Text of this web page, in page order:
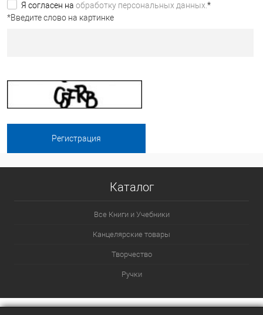
Я согласен на обработку персональных данных. *
*Введите слово на картинке
Каталог
Все Книги и Учебники
Канцелярские товары
Творчество
Ручки